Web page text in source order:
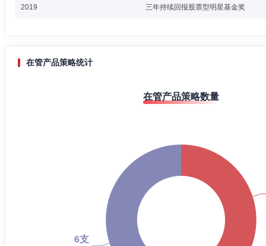
2019 三年持续回报股票型明星基金奖
在管产品策略统计
在管产品策略数量